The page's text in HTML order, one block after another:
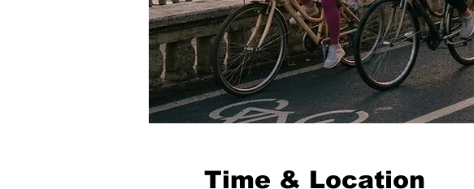
Time & Location